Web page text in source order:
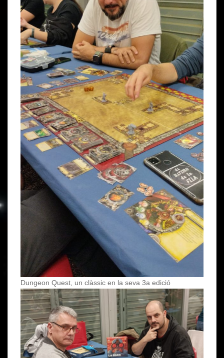
Dungeon Quest, un clàssic en la seva 3a edició